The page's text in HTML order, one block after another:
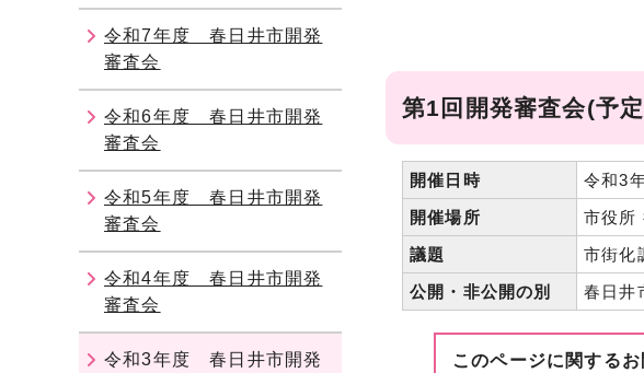
第1回開発審査会(予
開催日時
令和3
開催場所
市役所
議題
市街化
公開・非公開の別
春日井
このページに関する
令和7年度 春日井市開発
審査会
令和6年度 春日井市開発
審査会
令和5年度 春日井市開発
審査会
令和4年度 春日井市開発
審査会
令和3年度 春日井市開発